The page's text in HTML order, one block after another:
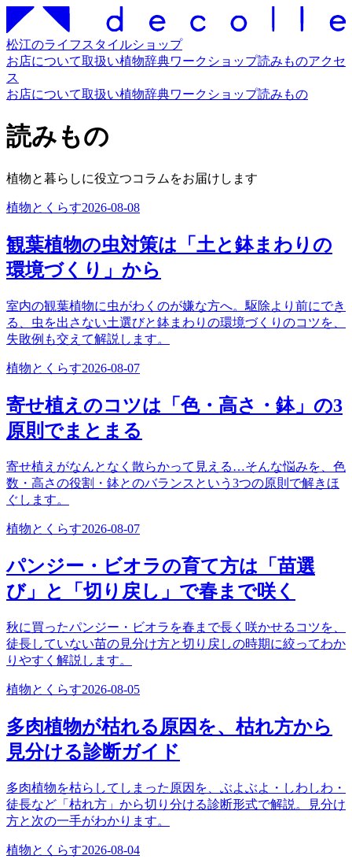
松江のライフスタイルショップ
お店について取扱い植物辞典ワークショップ読みものアクセ
ス
お店について取扱い植物辞典ワークショップ読みもの
読みもの
植物と暮らしに役立つコラムをお届けします
植物とくらす2026-08-08
観葉植物の虫対策は「土と鉢まわりの
環境づくり」から
室内の観葉植物に虫がわくのが嫌な方へ。駆除より前にでき
る、虫を出さない土選びと鉢まわりの環境づくりのコツを、
失敗例も交えて解説します。
植物とくらす2026-08-07
寄せ植えのコツは「色・高さ・鉢」の3
原則でまとまる
寄せ植えがなんとなく散らかって見える…そんな悩みを、色
数・高さの役割・鉢とのバランスという3つの原則で解きほ
ぐします。
植物とくらす2026-08-07
パンジー・ビオラの育て方は「苗選
び」と「切り戻し」で春まで咲く
秋に買ったパンジー・ビオラを春まで長く咲かせるコツを、
徒長していない苗の見分け方と切り戻しの時期に絞ってわか
りやすく解説します。
植物とくらす2026-08-05
多肉植物が枯れる原因を、枯れ方から
見分ける診断ガイド
多肉植物を枯らしてしまった原因を、ぶよぶよ・しわしわ・
徒長など「枯れ方」から切り分ける診断形式で解説。見分け
方と次の一手がわかります。
植物とくらす2026-08-04